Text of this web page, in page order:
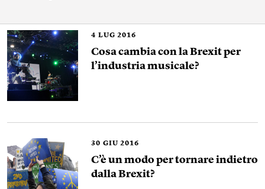
4 LUG 2016
Cosa cambia con la Brexit per
l’industria musicale?
30 GIU 2016
C’è un modo per tornare indietro
dalla Brexit?